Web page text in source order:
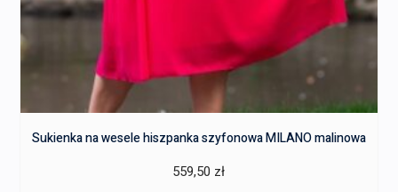
Sukienka na wesele hiszpanka szyfonowa MILANO malinowa
559,50 zł